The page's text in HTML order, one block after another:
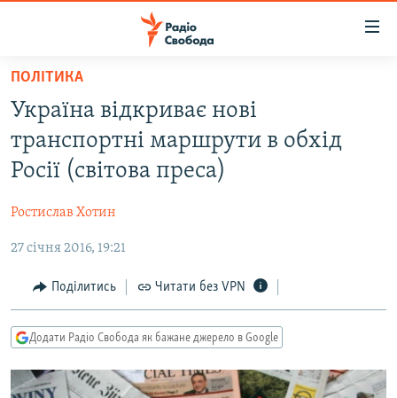
Перейти
основного
матеріалу
Перейти
до
основної
Перейти
пошуку
ВСЕ ЗА ДОБУ
СТАТТІ
СУСПІЛЬСТВО
КУЛЬТУРА
УКРАЇНА
СВІТ
РОСІЙСЬКА «ФІЛЬТРАЦІЯ»
ДОНБАС.РЕАЛІЇ
КРИМ.РЕАЛІЇ
СХЕМИ
ПРИАЗОВ’Я
ПОЛІТИКА
Україна відкриває нові
транспортні маршрути в обхід
Росії (світова преса)
Ростислав Хотин
27 січня 2016, 19:21
Поділитись Читати без VPN
Додати Радіо Свобода як бажане джерело в Google